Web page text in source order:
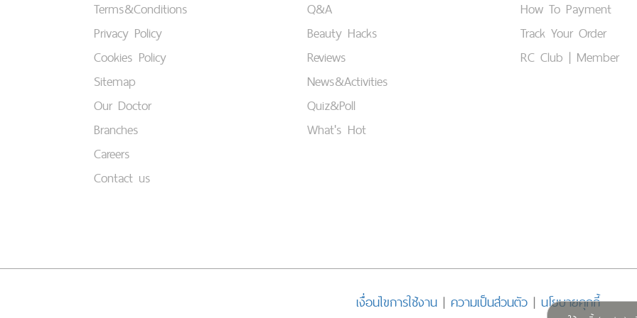
Terms&Conditions
Privacy Policy
Cookies Policy
Sitemap
Our Doctor
Branches
Careers
Contact us
Q&A
Beauty Hacks
Reviews
News&Activities
Quiz&Poll
What's Hot
How To Payment
Track Your Order
RC Club | Member
เงื่อนไขการใช้งาน| ความเป็นส่วนตัว| นโยบายคุกกี้